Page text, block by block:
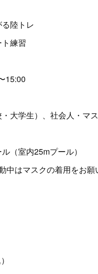
陸トレ
練習
15:00
・大学生）、社会人・
（室内25mプール）
はマスクの着用をお願